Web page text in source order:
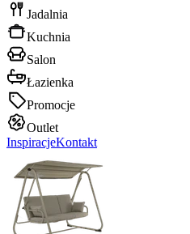
Jadalnia
Kuchnia
Salon
Łazienka
Promocje
Outlet
InspiracjeKontakt